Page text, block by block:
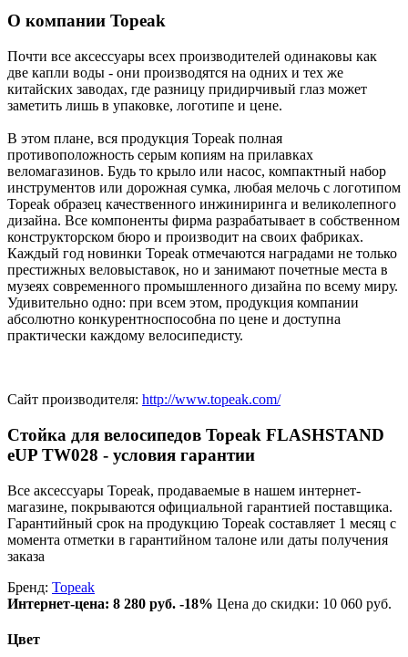
О компании Topeak
Почти все аксессуары всех производителей одинаковы как
две капли воды - они производятся на одних и тех же
китайских заводах, где разницу придирчивый глаз может
заметить лишь в упаковке, логотипе и цене.
В этом плане, вся продукция Topeak полная
противоположность серым копиям на прилавках
веломагазинов. Будь то крыло или насос, компактный набор
инструментов или дорожная сумка, любая мелочь с логотипом
Topeak образец качественного инжиниринга и великолепного
дизайна. Все компоненты фирма разрабатывает в собственном
конструкторском бюро и производит на своих фабриках.
Каждый год новинки Topeak отмечаются наградами не только
престижных веловыставок, но и занимают почетные места в
музеях современного промышленного дизайна по всему миру.
Удивительно одно: при всем этом, продукция компании
абсолютно конкурентноспособна по цене и доступна
практически каждому велосипедисту.
Сайт производителя: http://www.topeak.com/
Стойка для велосипедов Topeak FLASHSTAND
eUP TW028 - условия гарантии
Все аксессуары Topeak, продаваемые в нашем интернет-
магазине, покрываются официальной гарантией поставщика.
Гарантийный срок на продукцию Topeak составляет 1 месяц с
момента отметки в гарантийном талоне или даты получения
заказа
Бренд: Topeak
Интернет-цена: 8 280 руб. -18% Цена до скидки: 10 060 руб.
Цвет